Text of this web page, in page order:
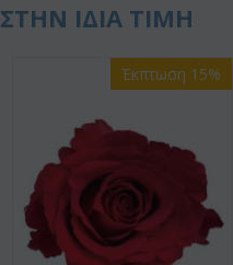
ΣΤΗΝ ΙΔΙΑ ΤΙΜΗ
Έκπτωση 15%